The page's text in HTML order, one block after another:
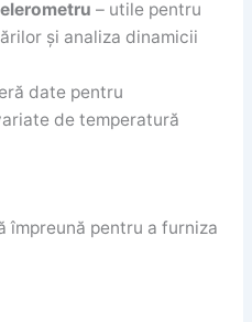
– utile pentru
și analiza dinamicii
date pentru
de temperatură
împreună pentru a furniza